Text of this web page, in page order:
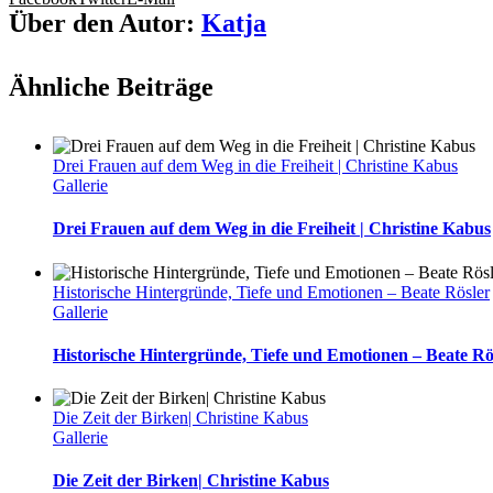
Über den Autor: Katja
Ähnliche Beiträge
Drei Frauen auf dem Weg in die Freiheit | Christine Kabus
Gallerie
Drei Frauen auf dem Weg in die Freiheit | Christine Kabus
Historische Hintergründe, Tiefe und Emotionen – Beate Rösler
Gallerie
Historische Hintergründe, Tiefe und Emotionen – Beate
Die Zeit der Birken| Christine Kabus
Gallerie
Die Zeit der Birken| Christine Kabus